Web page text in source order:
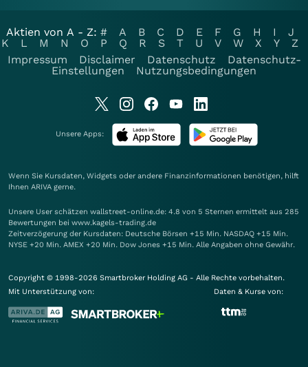
Aktien von A - Z: # A B C D E F G H I
J
K
L M N O P Q R S T U V W X Y
Z
Impressum
Disclaimer Datenschutz
Datenschutz-
Einstellungen
Nutzungsbedingungen
Unsere Apps:
Wenn Sie Kursdaten, Widgets oder andere Finanzinformationen benötigen, hilft
Ihnen ARIVA gerne.
Unsere User schätzen wallstreet-online.de: 4.8 von 5 Sternen ermittelt aus 285
Bewertungen bei www.kagels-trading.de
Zeitverzögerung der Kursdaten: Deutsche Börsen +15 Min. NASDAQ +15 Min.
NYSE +20 Min. AMEX +20 Min. Dow Jones +15 Min. Alle Angaben ohne Gewähr.
Copyright © 1998-2026 Smartbroker Holding AG - Alle Rechte vorbehalten.
Mit Unterstützung von:
Daten & Kurse von: